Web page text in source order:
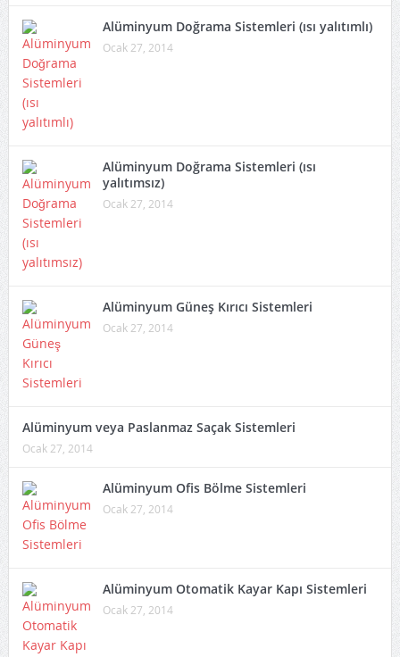
Alüminyum Doğrama Sistemleri (ısı yalıtımlı)
Ocak 27, 2014
Alüminyum Doğrama Sistemleri (ısı
yalıtımsız)
Ocak 27, 2014
Alüminyum Güneş Kırıcı Sistemleri
Ocak 27, 2014
Alüminyum veya Paslanmaz Saçak Sistemleri
Ocak 27, 2014
Alüminyum Ofis Bölme Sistemleri
Ocak 27, 2014
Alüminyum Otomatik Kayar Kapı Sistemleri
Ocak 27, 2014